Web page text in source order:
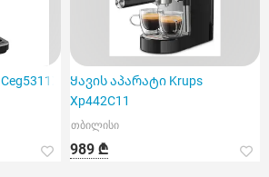
Ყავის აპარატი Krups
Xp442C11
თბილისი
989 ₾